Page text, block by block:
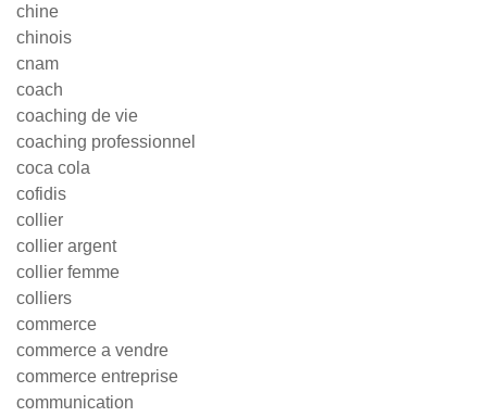
chine
chinois
cnam
coach
coaching de vie
coaching professionnel
coca cola
cofidis
collier
collier argent
collier femme
colliers
commerce
commerce a vendre
commerce entreprise
communication